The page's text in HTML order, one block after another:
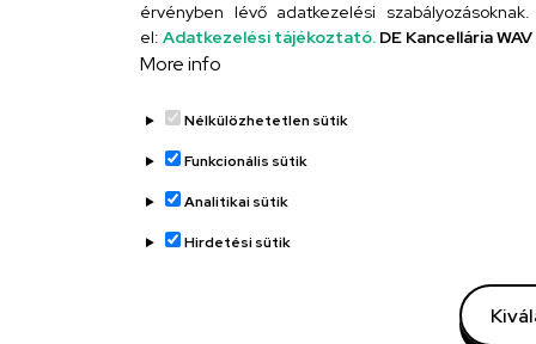
Technikai
érvényben lévő adatkezelési
el: Adatkezelési tájékoztató. DE Kancellária
More info
Nélkülözhetetlen sütik
Funkcionális sütik
Analitikai sütik
Hirdetési sütik